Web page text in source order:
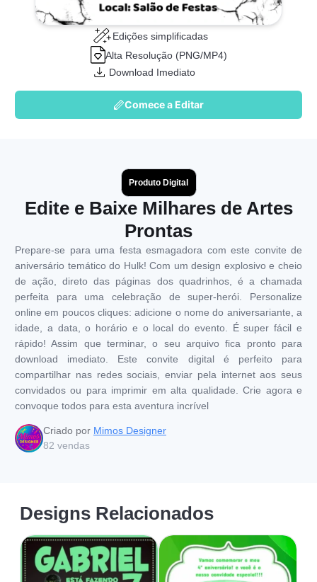
Edições simplificadas
Alta Resolução (PNG/MP4)
Download Imediato
Comece a Editar
Produto Digital
Edite e Baixe Milhares de Artes
Prontas
Prepare-se para uma festa esmagadora com este convite de
aniversário temático do Hulk! Com um design explosivo e cheio
de ação, direto das páginas dos quadrinhos, é a chamada
perfeita para uma celebração de super-herói. Personalize
online em poucos cliques: adicione o nome do aniversariante, a
idade, a data, o horário e o local do evento. É super fácil e
rápido! Assim que terminar, o seu arquivo fica pronto para
download imediato. Este convite digital é perfeito para
compartilhar nas redes sociais, enviar pela internet aos seus
convidados ou para imprimir em alta qualidade. Crie agora e
convoque todos para esta aventura incrível
Criado por Mimos Designer
82 vendas
Designs Relacionados